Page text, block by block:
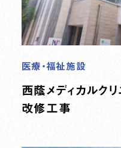
医療・福祉施設
西蔭メディカルク
改修工事